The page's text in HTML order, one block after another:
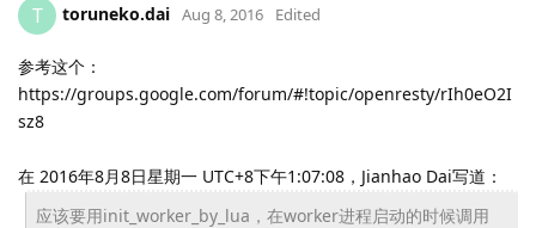
T toruneko.dai Aug 8, 2016 Edited
参考这个：
https://groups.google.com/forum/#!topic/openresty/rIh0eO2I
sz8
在 2016年8月8日星期一 UTC+8下午1:07:08，Jianhao Dai写道：
应该要用init_worker_by_lua， 在worker进程启动的时候调用